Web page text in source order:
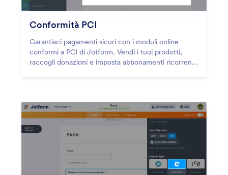
Conformità PCI
Garantisci pagamenti sicuri con i moduli online
conformi a PCI di Jotform. Vendi i tuoi prodotti,
raccogli donazioni e imposta abbonamenti ricorrenti